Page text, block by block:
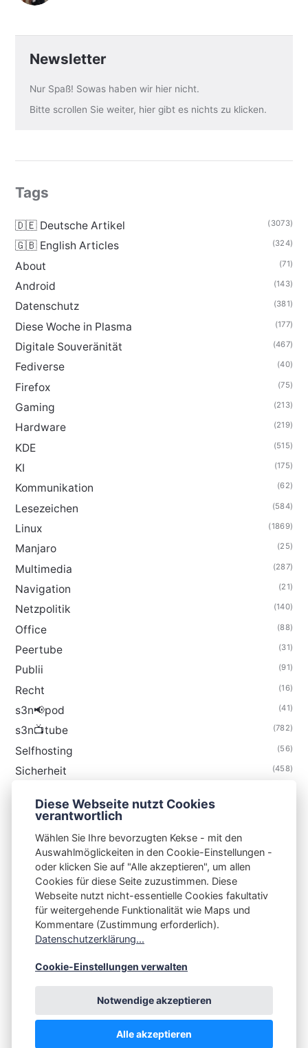
Newsletter
Nur Spaß! Sowas haben wir hier nicht.
Bitte scrollen Sie weiter, hier gibt es nichts zu klicken.
Tags
🇩🇪 Deutsche Artikel (3073)
🇬🇧 English Articles (324)
About (71)
Android (143)
Datenschutz (381)
Diese Woche in Plasma (177)
Digitale Souveränität (467)
Fediverse (40)
Firefox (75)
Gaming (213)
Hardware (219)
KDE (515)
KI (175)
Kommunikation (62)
Lesezeichen (584)
Linux (1869)
Manjaro (25)
Multimedia (287)
Navigation (21)
Netzpolitik (140)
Office (88)
Peertube (31)
Publii (91)
Recht (16)
s3n📢pod (41)
s3n📺tube (782)
Selfhosting (56)
Sicherheit (458)
Thunderbird
S3N🧩NET
Integrating Open-Source Blog Network (iOSBN)
Impressum
Kontakt
Diese Webseite nutzt Cookies
verantwortlich
Wählen Sie Ihre bevorzugten Kekse - mit den
Auswahlmöglickeiten in den Cookie-Einstellungen -
oder klicken Sie auf "Alle akzeptieren", um allen
Cookies für diese Seite zuzustimmen. Diese
Webseite nutzt nicht-essentielle Cookies fakultativ
für weitergehende Funktionalität wie Maps und
Kommentare (Zustimmung erforderlich).
Datenschutzerklärung...
Cookie-Einstellungen verwalten
Notwendige akzeptieren
Alle akzeptieren